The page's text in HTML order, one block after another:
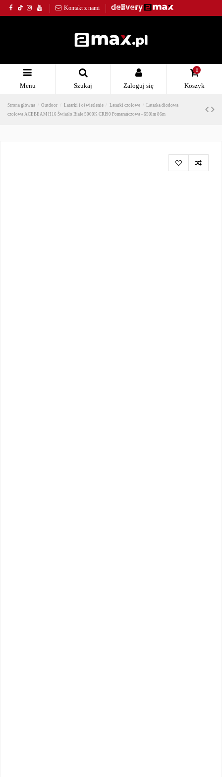
Kontakt z nami
Menu Szukaj Zaloguj się
0
Koszyk
Strona główna Outdoor Latarki i oświetlenie Latarki czołowe
Latarka diodowa
czołowa ACEBEAM H16 Światło Białe 5000K CRI90 Pomarańczowa - 650lm 86m